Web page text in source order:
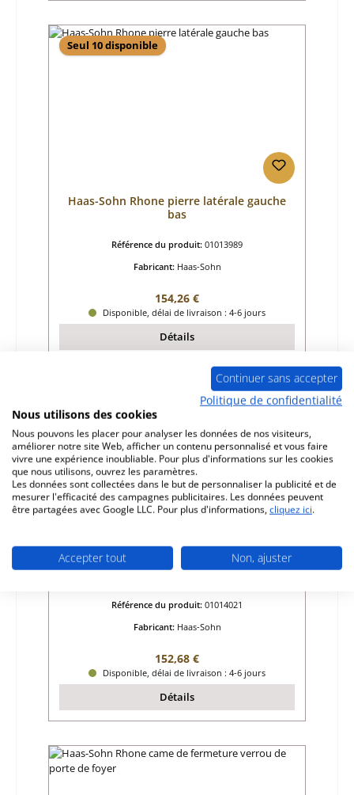
Seul 10 disponible
Haas-Sohn Rhone pierre latérale gauche
bas
Référence du produit: 01013989
Fabricant: Haas-Sohn
Prix régulier :
154,26 €
Disponible, délai de livraison : 4-6 jours
Détails
Haas-Sohn Rhone pierre de plaque arrière
bas
Référence du produit: 01014021
Fabricant: Haas-Sohn
Prix régulier :
152,68 €
Disponible, délai de livraison : 4-6 jours
Détails
Continuer sans accepter
Politique de confidentialité
Nous utilisons des cookies
Nous pouvons les placer pour analyser les données de nos visiteurs,
améliorer notre site Web, afficher un contenu personnalisé et vous faire
vivre une expérience inoubliable. Pour plus d'informations sur les cookies
que nous utilisons, ouvrez les paramètres.
Les données sont collectées dans le but de personnaliser la publicité et de
mesurer l'efficacité des campagnes publicitaires. Les données peuvent
être partagées avec Google LLC. Pour plus d'informations, cliquez ici.
Accepter tout Non, ajuster